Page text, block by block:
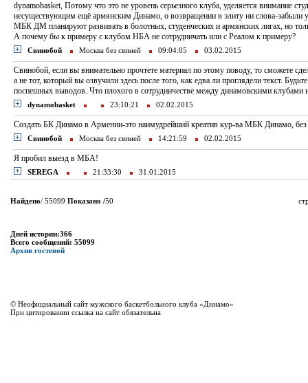
dynamobasket, Потому что это не уровень серьезного клуба, уделяется внимание
несуществующим ещё армянским Динамо, о возвращении в элиту ни слова-забыли
МБК ДМ планируют развивать в болотных, студенческих и армянских лигах, но
А почему бы к примеру с клубом НБА не сотрудничать или с Реалом к примеру?
Свинобой Москва без свиней 09:04:05 03.02.2015
Свинобой, если вы внимательно прочтете материал по этому поводу, то сможете
а не тот, который вы озвучили здесь после того, как едва ли проглядели текст.
поспешных выводов. Что плохого в сотрудничестве между динамовскими клубами
dynamobasket 23:10:21 02.02.2015
Создать БК Динамо в Армении-это наимудрейший креатив кур-ва МБК Динамо, без
Свинобой Москва без свиней 14:21:59 02.02.2015
Я пробил выезд в МБА!
SEREGA 21:33:30 31.01.2015
Найдено/ 55099 Показано /50
Дней истории:366
Всего сообщений: 55099
Архив гостевой
© Неофициальный сайт мужского баскетбольного клуба «Динамо»
При цитировании ссылка на сайт обязательна